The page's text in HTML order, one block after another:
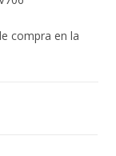
compra en la